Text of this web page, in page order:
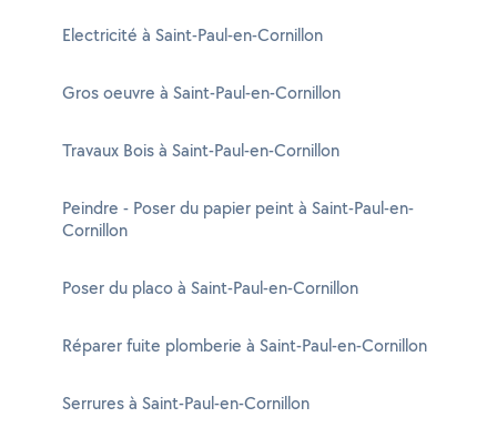
Electricité à Saint-Paul-en-Cornillon
Gros oeuvre à Saint-Paul-en-Cornillon
Travaux Bois à Saint-Paul-en-Cornillon
Peindre - Poser du papier peint à Saint-Paul-en-
Cornillon
Poser du placo à Saint-Paul-en-Cornillon
Réparer fuite plomberie à Saint-Paul-en-Cornillon
Serrures à Saint-Paul-en-Cornillon